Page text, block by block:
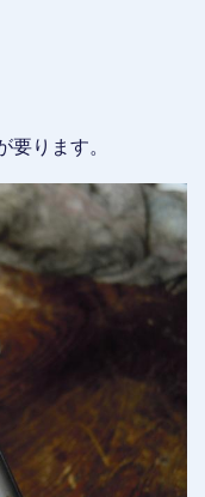
要ります。